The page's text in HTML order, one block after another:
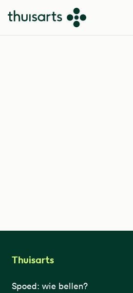
Overslaan en naar de inhoud gaan
Thuisarts
Spoed: wie bellen?